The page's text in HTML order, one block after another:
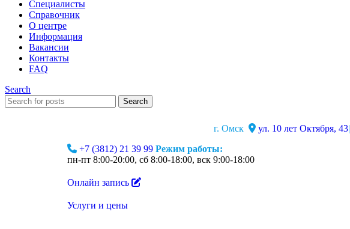
Специалисты
Справочник
О центре
Информация
Вакансии
Контакты
FAQ
Search
Search
г. Омск ул. 10 лет Октября, 43|
+7 (3812) 21 39 99 Режим работы:
пн-пт 8:00-20:00, сб 8:00-18:00, вск 9:00-18:00
Онлайн запись
Услуги и цены